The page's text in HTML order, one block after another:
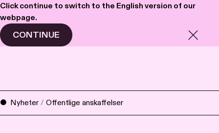
Click continue to switch to the English version of our
webpage.
CONTINUE
Haavind Meny
Nyheter / Offentlige anskaffelser